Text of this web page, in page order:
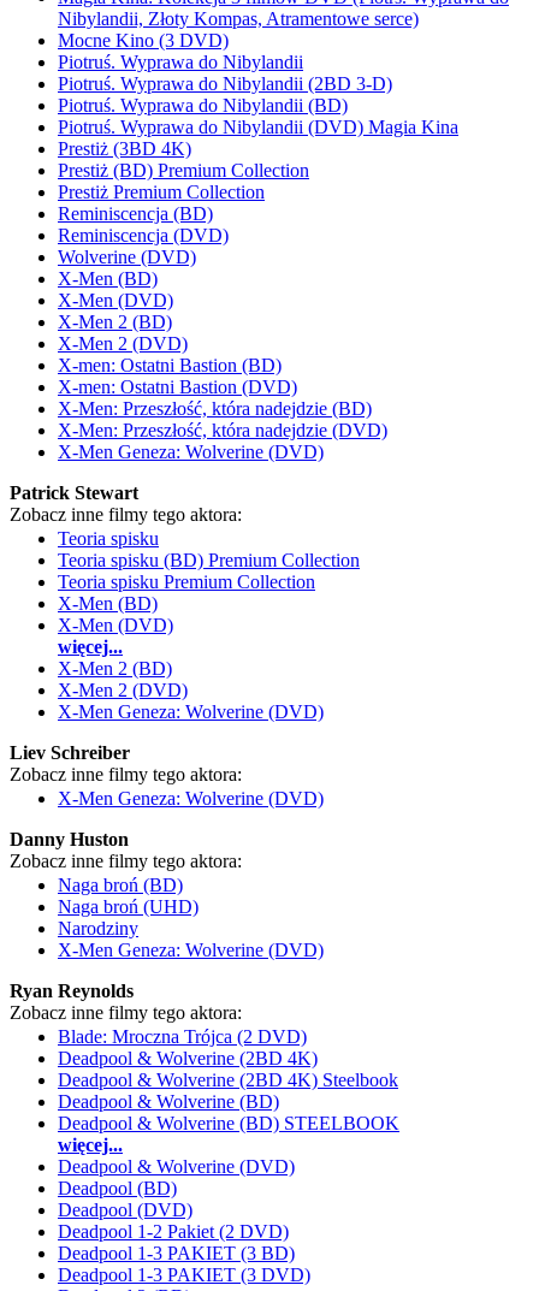
Nibylandii, Złoty Kompas, Atramentowe serce)
Mocne Kino (3 DVD)
Piotruś. Wyprawa do Nibylandii
Piotruś. Wyprawa do Nibylandii (2BD 3-D)
Piotruś. Wyprawa do Nibylandii (BD)
Piotruś. Wyprawa do Nibylandii (DVD) Magia Kina
Prestiż (3BD 4K)
Prestiż (BD) Premium Collection
Prestiż Premium Collection
Reminiscencja (BD)
Reminiscencja (DVD)
Wolverine (DVD)
X-Men (BD)
X-Men (DVD)
X-Men 2 (BD)
X-Men 2 (DVD)
X-men: Ostatni Bastion (BD)
X-men: Ostatni Bastion (DVD)
X-Men: Przeszłość, która nadejdzie (BD)
X-Men: Przeszłość, która nadejdzie (DVD)
X-Men Geneza: Wolverine (DVD)
Patrick Stewart
Zobacz inne filmy tego aktora:
Teoria spisku
Teoria spisku (BD) Premium Collection
Teoria spisku Premium Collection
X-Men (BD)
X-Men (DVD)
więcej...
X-Men 2 (BD)
X-Men 2 (DVD)
X-Men Geneza: Wolverine (DVD)
Liev Schreiber
Zobacz inne filmy tego aktora:
X-Men Geneza: Wolverine (DVD)
Danny Huston
Zobacz inne filmy tego aktora:
Naga broń (BD)
Naga broń (UHD)
Narodziny
X-Men Geneza: Wolverine (DVD)
Ryan Reynolds
Zobacz inne filmy tego aktora:
Blade: Mroczna Trójca (2 DVD)
Deadpool & Wolverine (2BD 4K)
Deadpool & Wolverine (2BD 4K) Steelbook
Deadpool & Wolverine (BD)
Deadpool & Wolverine (BD) STEELBOOK
więcej...
Deadpool & Wolverine (DVD)
Deadpool (BD)
Deadpool (DVD)
Deadpool 1-2 Pakiet (2 DVD)
Deadpool 1-3 PAKIET (3 BD)
Deadpool 1-3 PAKIET (3 DVD)